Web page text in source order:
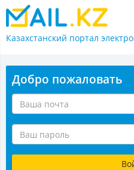
Казахстанский портал
Добро пожаловать